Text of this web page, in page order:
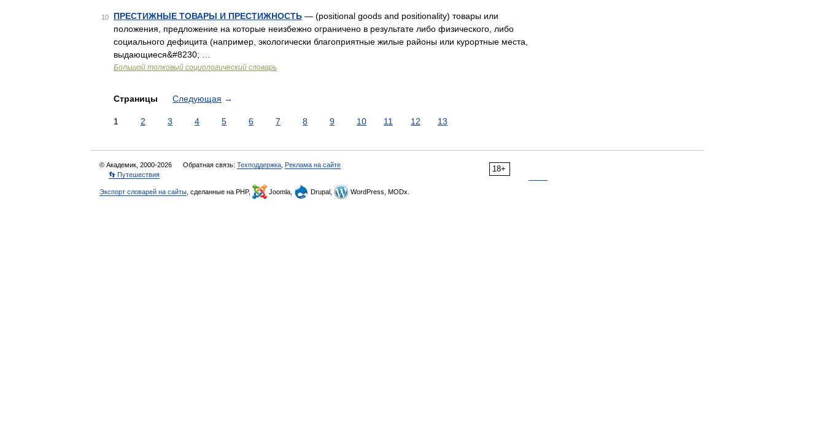
10 ПРЕСТИЖНЫЕ ТОВАРЫ И ПРЕСТИЖНОСТЬ — (positional goods and positionality) товары или
положения, предложение на которые неизбежно ограничено в результате либо физического, либо
социального дефицита (например, экологически благоприятные жилые районы или курортные места,
выдающиеся&#8230; …
Большой толковый социологический словарь
Страницы Следующая →
1 2 3 4 5 6 7 8 9 10 11 12 13
18+
© Академик, 2000-2026 Обратная связь: Техподдержка Реклама на сайте
👣 Путешествия
Экспорт словарей на сайты , сделанные на PHP, Joomla, Drupal, WordPress, MODx.